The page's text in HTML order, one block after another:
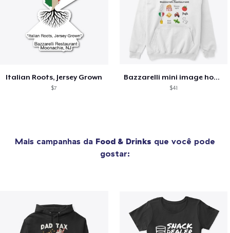
Italian Roots, Jersey Grown
$7
Bazzarelli mini image hoodie
$41
Mais campanhas da Food & Drinks que você pode
gostar: